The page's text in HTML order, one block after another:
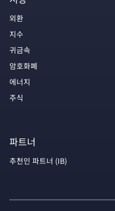
외환
지수
귀금속
암호화폐
에너지
주식
파트너
추천인 파트너 (IB)